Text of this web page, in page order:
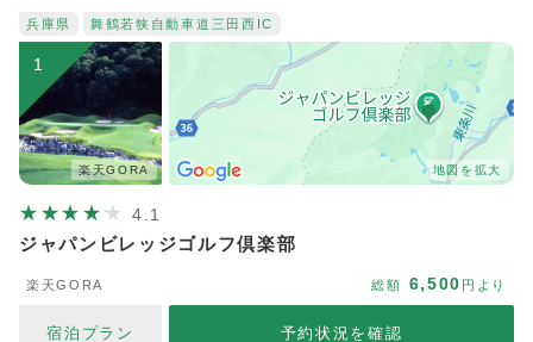
兵庫県 舞鶴若狭自動車道 三田西IC
1
楽天GORA 地図を拡大
4.1
ジャパンビレッジゴルフ倶楽部
楽天GORA 総額 6,500 円より
宿泊プラン 予約状況を確認